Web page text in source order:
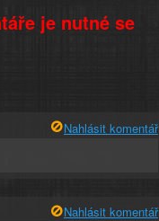
je nutné se
Nahlásit komentář
Nahlásit komentář